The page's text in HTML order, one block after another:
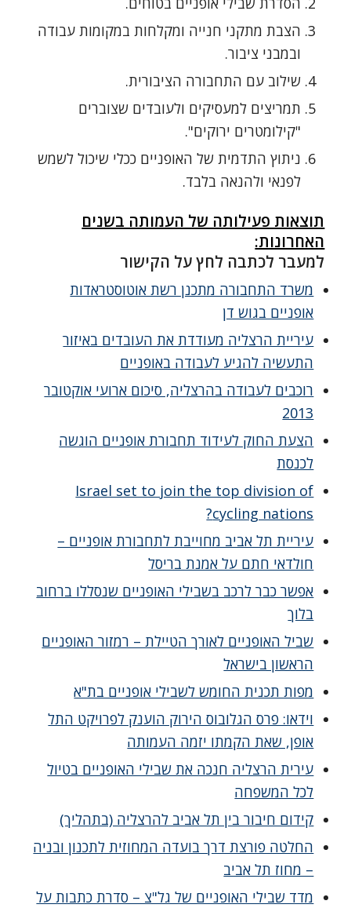
הצבת מתקני חנייה ומקלחות במקומות עבודה
ובמבני ציבור.
שילוב עם התחבורה הציבורית.
תמריצים למעסיקים ולעובדים שצוברים
"קילומטרים ירוקים".
ניתוץ התדמית של האופניים ככלי שיכול לשמש
לפנאי ולהנאה בלבד.
תוצאות פעילותה של העמותה בשנים
האחרונות:
למעבר לכתבה לחץ על הקישור
משרד התחבורה מתכנן רשת אוטוסטראדות
אופניים בגוש דן
עיריית הרצליה מעודדת את העובדים באיזור
התעשיה להגיע לעבודה באופניים
רוכבים לעבודה בהרצליה, סיכום ארועי אוקטובר
2013
הצעת החוק לעידוד תחבורת אופניים הוגשה
לכנסת
Israel set to join the top division of
cycling nations?
עיריית תל אביב מחוייבת לתחבורת אופניים –
חולדאי חתם על אמנת בריסל
אפשר כבר לרכב בשבילי האופניים שנסללו ברחוב
בלוך
שביל האופניים לאורך הטיילת – רמזור האופניים
הראשון בישראל
מפות תכנית החומש לשבילי אופניים בת"א
וידאו: פרס הגלובוס הירוק הוענק לפרויקט התל
אופן, שאת הקמתו יזמה העמותה
עירית הרצליה חנכה את שבילי האופניים בטיול
לכל המשפחה
קידום חיבור בין תל אביב להרצליה (בתהליך)
החלטה פורצת דרך בועדה המחוזית לתכנון ובניה
– מחוז תל אביב
מדד שבילי האופניים של גל"צ – סדרת כתבות על